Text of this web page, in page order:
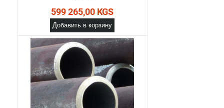
599 265,00 KGS
Добавить в корзину